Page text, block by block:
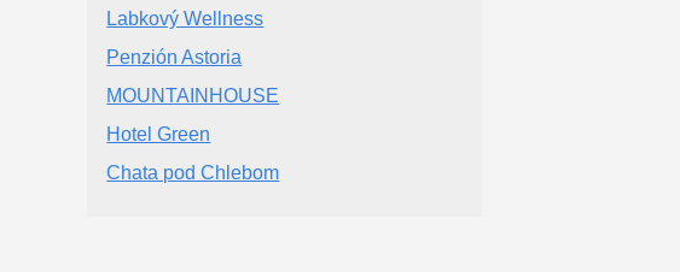
Labkový Wellness
Penzión Astoria
MOUNTAINHOUSE
Hotel Green
Chata pod Chlebom